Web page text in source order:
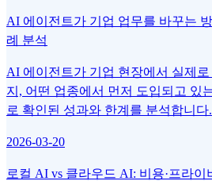
AI 에이전트가 기업 업무를 바꾸는
례 분석
AI 에이전트가 기업 현장에서 실제
지, 어떤 업종에서 먼저 도입되고 있
로 확인된 성과와 한계를 분석합니다.
2026-03-20
로컬 AI vs 클라우드 AI: 비용·프라이